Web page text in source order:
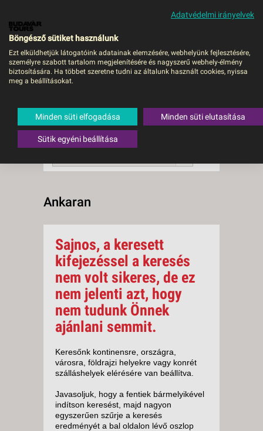
MENÜ
Ankaran
megfelelő utazásttaláltunk.
A keresővel tovább szűkítheti a
találati listát!
RENDEZÉS:
Ankaran
Sajnos, a keresett
kifejezéssel a keresés
nem volt sikeres, de ez
nem jelenti azt, hogy
nem tudunk Önnek
ajánlani semmit.
Keresőnk kontinensre, országra,
városra, földrajzi helyekre vagy konrét
szálláshelyek elérésére van beállítva.
Javasoljuk, hogy a fentiek bármelyikével
indítson keresést, majd nagyon
egyszerűen szűrje a keresés
eredményét a bal oldalon lévő oszlop
Adatvédelmi irányelvek
Böngésző sütiket használunk
Ezt elküldhetjük látogatóink adatainak elemzésére, webhelyünk fejlesztésére,
személyre szabott tartalom megjelenítésére és nagyszerű webhely-élmény
biztosítására. Ha többet szeretne tudni az általunk használt cookies, nyissa
meg a beállításokat.
Minden süti elfogadása Minden süti elutasítása
Sütik egyéni beállítása